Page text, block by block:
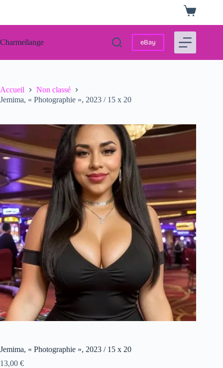
Panier
d’achat
Charmellange eBay
Accueil
Non classé
Jemima, « Photographie », 2023 / 15 x 20
Jemima, « Photographie », 2023 / 15 x 20
13,00 €